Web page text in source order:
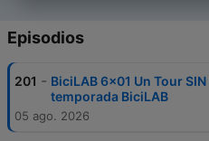
Episodios
201 - BiciLAB 6x01 Un Tour
temporada BiciLAB
05 ago. 2026